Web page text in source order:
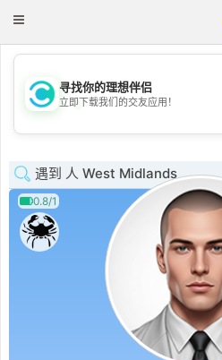
Toggle
💖
寻找你的理想伴侣
立即下载我们的交友应用！
遇到 人 West Midlands
0.8/1